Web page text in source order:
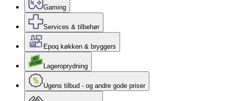
Gaming
Services & tilbehør
Epoq køkken & bryggers
Lageroprydning
Ugens tilbud - og andre gode priser